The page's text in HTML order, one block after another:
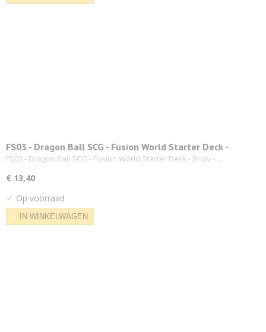
FS03 - Dragon Ball SCG - Fusion World Starter Deck -
Broly
FS03 - Dragon Ball SCG - Fusion World Starter Deck - Broly -…
€ 13,40
✓ Op voorraad
IN WINKELWAGEN